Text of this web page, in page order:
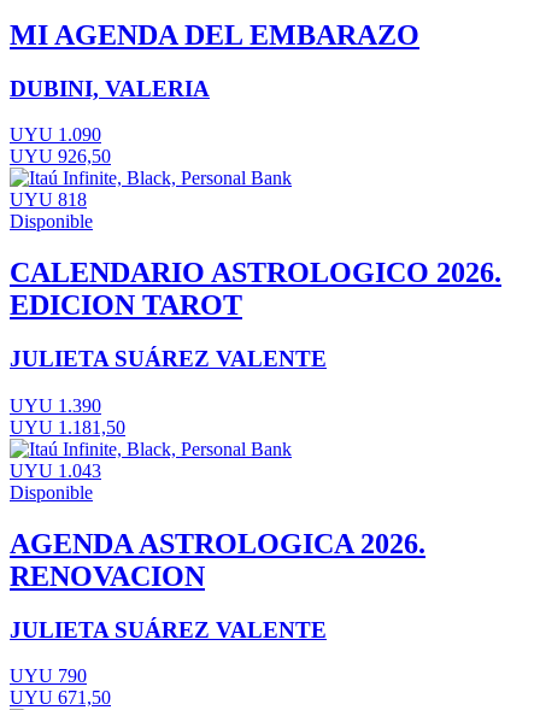
MI AGENDA DEL EMBARAZO
DUBINI, VALERIA
UYU 1.090
UYU 926,50
UYU 818
Disponible
CALENDARIO ASTROLOGICO 2026.
EDICION TAROT
JULIETA SUÁREZ VALENTE
UYU 1.390
UYU 1.181,50
UYU 1.043
Disponible
AGENDA ASTROLOGICA 2026.
RENOVACION
JULIETA SUÁREZ VALENTE
UYU 790
UYU 671,50